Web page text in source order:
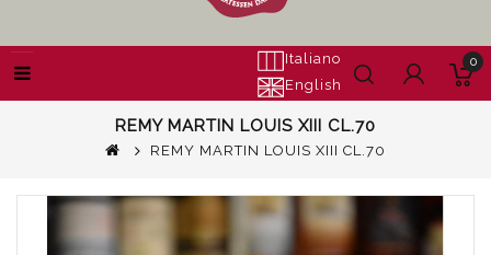
Italiano
English
0
REMY MARTIN LOUIS XIII CL.70
REMY MARTIN LOUIS XIII CL.70